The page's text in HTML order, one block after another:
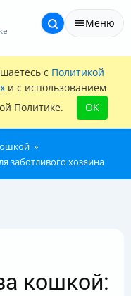
Меню
с Политикой
и с использованием
Политике.
OK
заботливого хозяина
кошкой: